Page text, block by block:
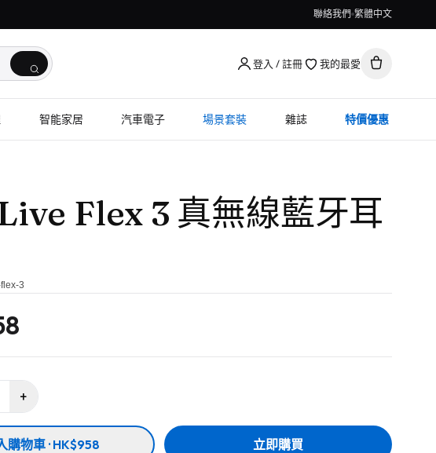
聯絡我們 繁體中文
登入 / 註冊 我的最愛
智能家居 汽車電子 場景套裝 雜誌 特價優惠
Flex 3 真無線藍牙耳
3
+
購物車 · HK$958 立即購買